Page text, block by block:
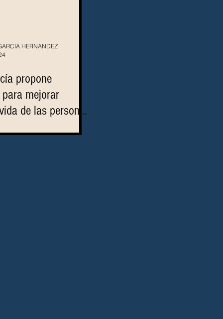
HERNANDEZ
propone
mejorar
de las personas